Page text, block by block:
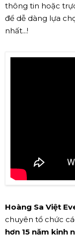
thông tin hoặc
để dễ dàng lựa
nhất...!
Hoàng Sa Việt
chuyên tổ chức
hơn 15 năm kinh